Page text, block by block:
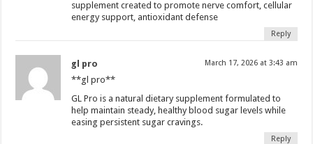
supplement created to promote nerve comfort, cellular
energy support, antioxidant defense
Reply
gl pro March 17, 2026 at 3:43 am
**gl pro**
GL Pro is a natural dietary supplement formulated to
help maintain steady, healthy blood sugar levels while
easing persistent sugar cravings.
Reply